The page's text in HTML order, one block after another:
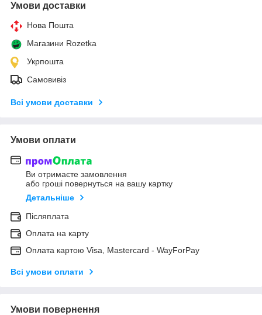
Умови доставки
Нова Пошта
Магазини Rozetka
Укрпошта
Самовивіз
Всі умови доставки
Умови оплати
Ви отримаєте замовлення
або гроші повернуться на вашу картку
Детальніше
Післяплата
Оплата на карту
Оплата картою Visa, Mastercard - WayForPay
Всі умови оплати
Умови повернення